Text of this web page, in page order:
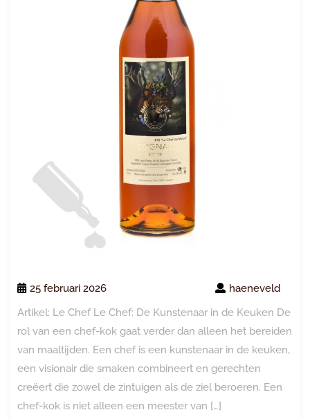
25 februari 2026
haeneveld
Artikel: Le Chef Le Chef: De Kunstenaar in de Keuken De
rol van een chef-kok gaat verder dan alleen het bereiden
van maaltijden. Een chef is een kunstenaar in de keuken,
een visionair die smaken combineert en gerechten
creëert die zowel de zintuigen als de ziel beroeren. Een
chef-kok is niet alleen een meester van […]